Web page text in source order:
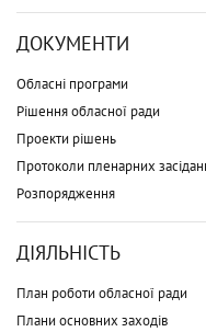
ДОКУМЕНТИ
Обласні програми
Рішення обласної ради
Проекти рішень
Протоколи пленарних
Розпорядження
ДІЯЛЬНІСТЬ
План роботи обласної ради
Плани основних заходів